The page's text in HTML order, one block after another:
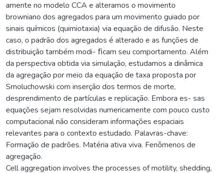
amente no modelo CCA e alteramos o movimento
browniano dos agregados para um movimento guiado por
sinais químicos (quimiotaxia) via equação de difusão. Neste
caso, o padrão dos agregados é alterado e as funções de
distribuição também modi- ﬁcam seu comportamento. Além
da perspectiva obtida via simulação, estudamos a dinâmica
da agregação por meio da equação de taxa proposta por
Smoluchowski com inserção dos termos de morte,
desprendimento de partículas e replicação. Embora es- sas
equações sejam resolvidas numericamente com pouco custo
computacional não consideram informações espaciais
relevantes para o contexto estudado. Palavras-chave:
Formação de padrões. Matéria ativa viva. Fenômenos de
agregação.
Cell aggregation involves the processes of motility, shedding,